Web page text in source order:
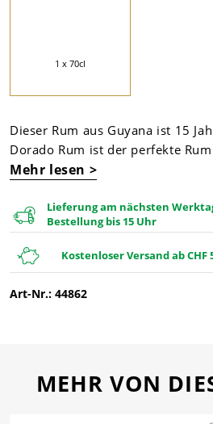
1 x 70cl
Dieser Rum aus Guyana ist 15
Dorado Rum ist der perfekte
Mehr lesen >
Lieferung am nächsten
Bestellung bis 15 Uhr
Kostenloser Versand ab CHF
Art-Nr.: 44862
MEHR VON